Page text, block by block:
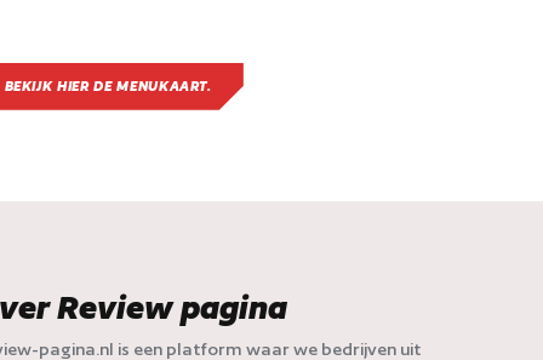
BEKIJK HIER DE MENUKAART.
Review pagina
pagina.nl is een platform waar we bedrijven uit